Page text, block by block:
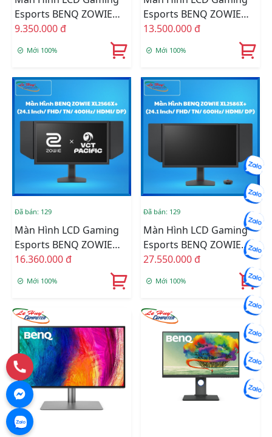
Esports BENQ ZOWIE
XL2540X+ (24.1 Inch/
FHD/ TN/ 280Hz/ HDMI/
DP)
9.350.000 đ
Mới 100%
Esports BENQ ZOWIE
XL2546X+ (24.5 Inch/
FHD/ TN/ 240Hz/ HDMI/
DP)
13.500.000 đ
Mới 100%
Đã bán: 129
Màn Hình LCD Gaming
Esports BENQ ZOWIE
XL2566X+ (24.1 Inch/
FHD/ TN/ 400Hz/ HDMI/
DP)
16.360.000 đ
Mới 100%
Đã bán: 129
Màn Hình LCD Gaming
Esports BENQ ZOWIE
XL2586X+ (24.1 Inch/
FHD/ TN/ 600Hz/ HDMI/
DP)
27.550.000 đ
Mới 100%